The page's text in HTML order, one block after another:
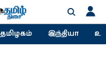
தமிழகம் இந்தியா